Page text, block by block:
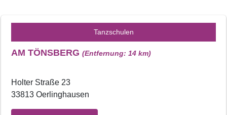
Tanzschulen
AM TÖNSBERG (Entfernung: 14 km)
Holter Straße 23
33813 Oerlinghausen